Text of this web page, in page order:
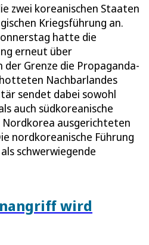
zwei koreanischen Staaten
Kriegsführung an.
hatte die
erneut über
Grenze die Propaganda-
Nachbarlandes
sendet dabei sowohl
auch südkoreanische
Nordkorea ausgerichteten
nordkoreanische Führung
schwerwiegende
wird